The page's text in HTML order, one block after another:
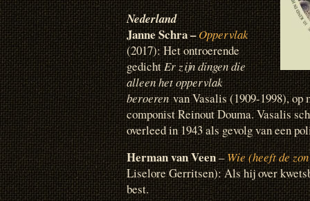
Nederland
Janne Schra – Oppervlak
(2017): Het ontroerende
gedichtEr zijn dingen die
alleen het oppervlak
beroerenvan Vasalis (1909-1998), op
componist Reinout Douma. Vasalis
overleed in 1943 als gevolg van een
Herman van Veen–Wie (heeft de
Liselore Gerritsen): Als hij over
best.